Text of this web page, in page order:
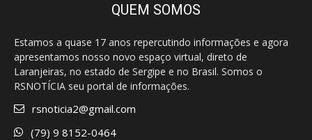
QUEM SOMOS
Estamos a quase 17 anos repercutindo informações e agora
apresentamos nosso novo espaço virtual, direto de
Laranjeiras, no estado de Sergipe e no Brasil. Somos o
RSNOTÍCIA seu portal de informações.
rsnoticia2@gmail.com
(79) 9 8152-0464